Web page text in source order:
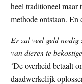
heel traditioneel maar
methode ontstaan. En
Er zal veel geld nodig
van dieren te
‘De overheid betaalt
daadwerkelijk